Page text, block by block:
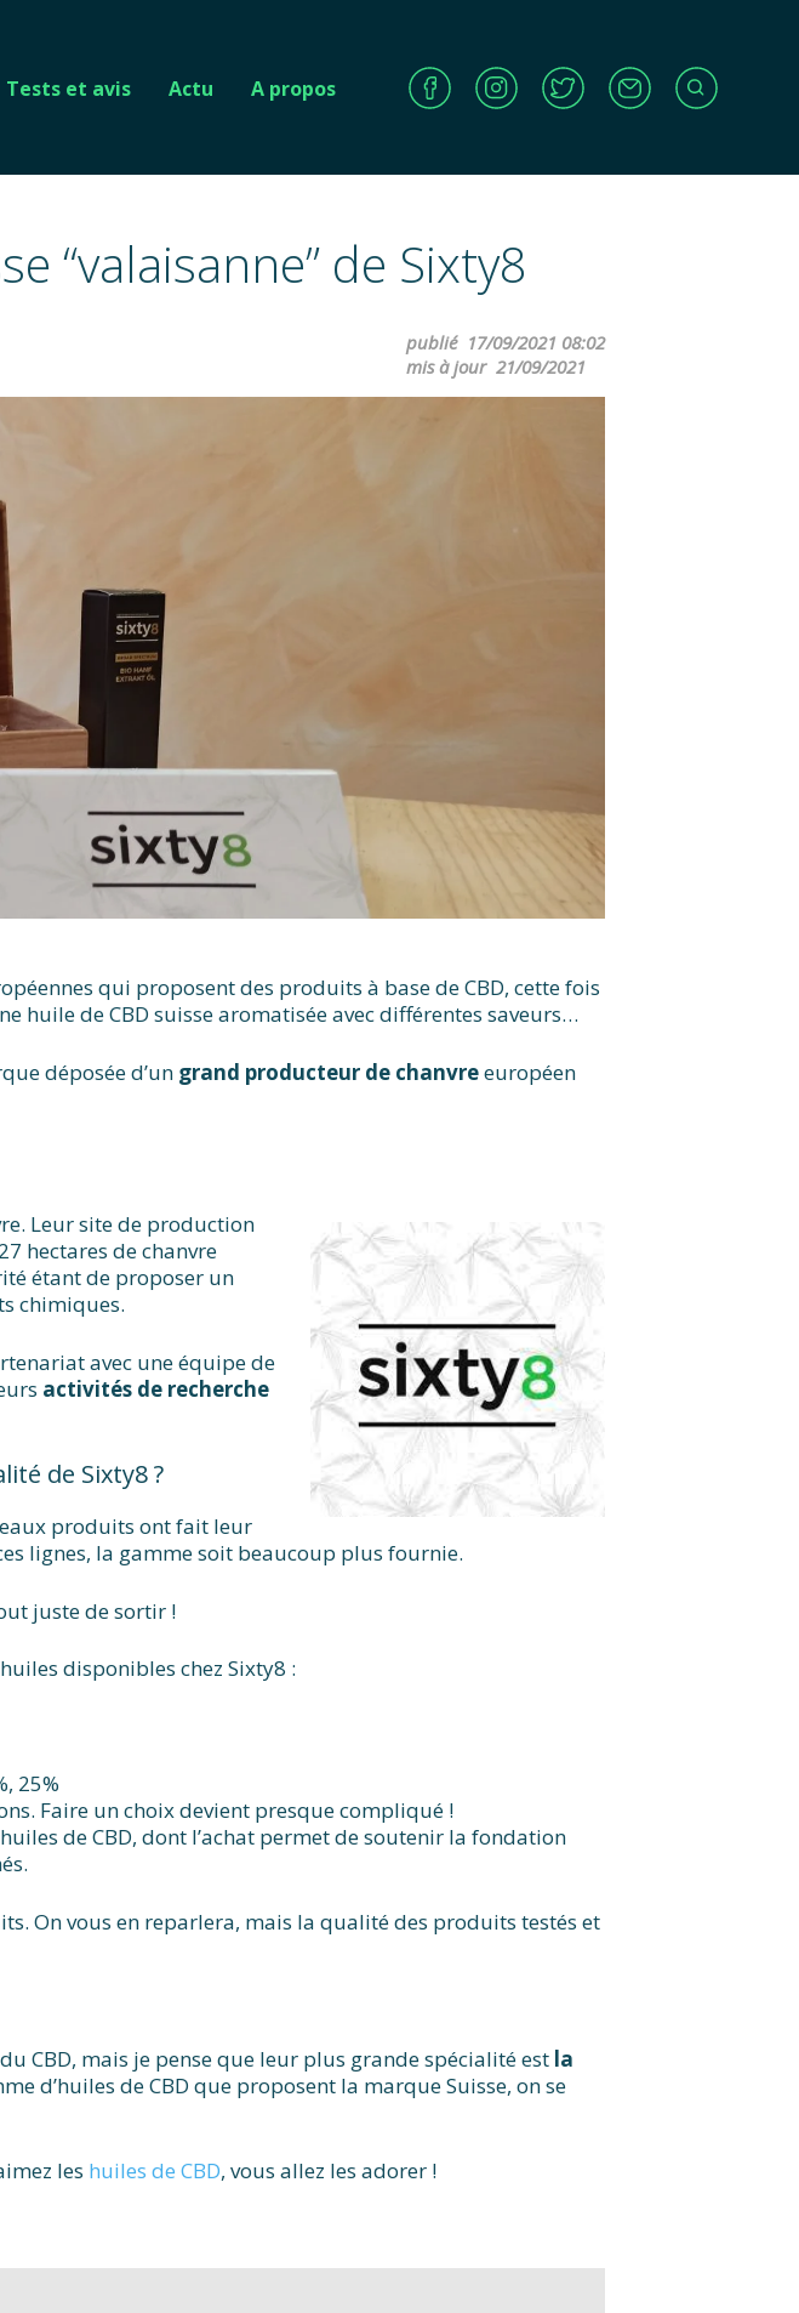
Tests et avis Actu A propos
“valaisanne” de Sixty8
publié 17/09/2021 08:02
mis à jour 21/09/2021
qui proposent des produits à base de CBD, cette fois
huile de CBD suisse aromatisée avec différentes saveurs…
déposée d’un grand producteur de chanvreeuropéen
Leur site de production
hectares de chanvre
étant de proposer un
chimiques.
avec une équipe de
activités de recherche
de Sixty8 ?
produits ont fait leur
lignes, la gamme soit beaucoup plus fournie.
juste de sortir !
disponibles chez Sixty8 :
25%
Faire un choix devient presque compliqué !
huiles de CBD, dont l’achat permet de soutenir la fondation
On vous en reparlera, mais la qualité des produits testés et
CBD, mais je pense que leur plus grande spécialité est la
d’huiles de CBD que proposent la marque Suisse, on se
les huiles de CBD, vous allez les adorer !